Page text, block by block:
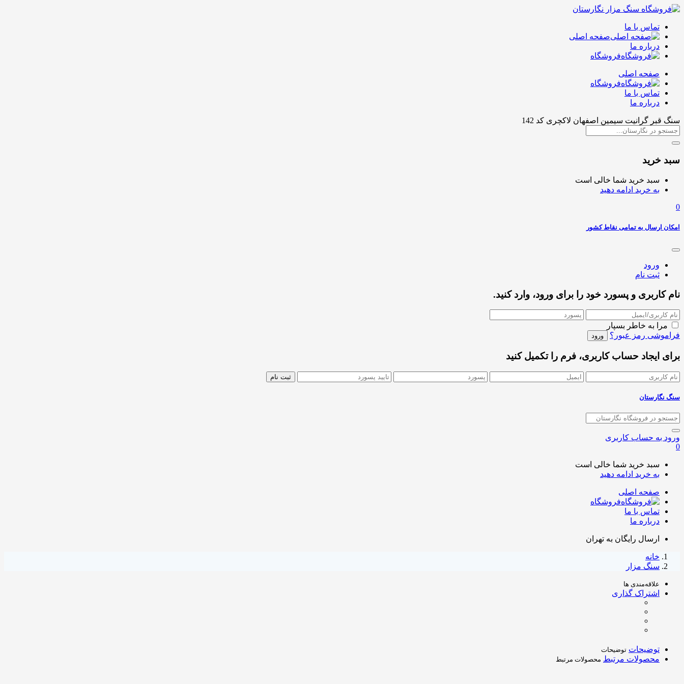
تماس با ما
صفحه اصلی
درباره ما
فروشگاه
صفحه اصلی
فروشگاه
تماس با ما
درباره ما
سنگ قبر گرانیت سیمین اصفهان لاکچری کد 142
سبد خرید
سبد خرید شما خالی است
به خرید ادامه دهید
0
امکان ارسال به تمامی نقاط کشور
ورود
ثبت نام
نام کاربری و پسورد خود را برای ورود، وارد کنید.
مرا به خاطر بسپار
فراموشی رمز عبور؟
برای ایجاد حساب کاربری، فرم را تکمیل کنید
سنگ نگارستان
ورود به حساب کاربری
0
سبد خرید شما خالی است
به خرید ادامه دهید
صفحه اصلی
فروشگاه
تماس با ما
درباره ما
ارسال رایگان به تهران
خانه
سنگ مزار
علاقه‌مندی ها
اشتراک گذاری
توضیحات توضیحات
محصولات مرتبط محصولات مرتبط